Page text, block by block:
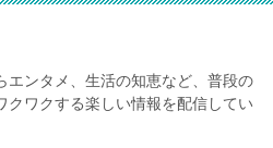
エンタメ、生活の知恵など、普段の
クワクする楽しい情報を配信してい